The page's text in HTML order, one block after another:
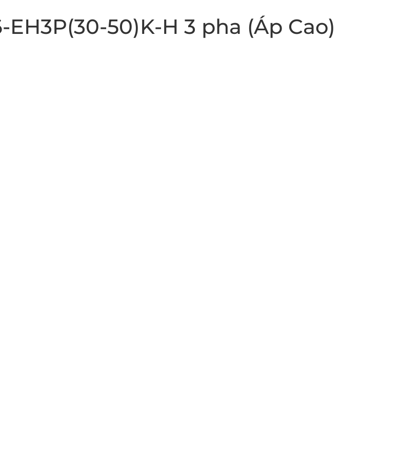
50)K-H 3 pha (Áp Cao)